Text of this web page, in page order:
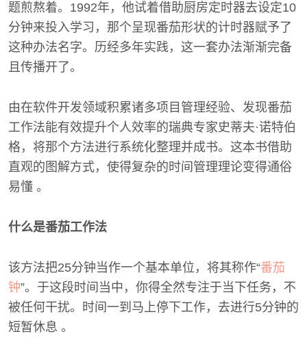
题煎熬着。1992年，他试着借助厨房定时器去设定10
分钟来投入学习，那个呈现番茄形状的计时器赋予了
这种办法名字。历经多年实践，这一套办法渐渐完备
且传播开了。
由在软件开发领域积累诸多项目管理经验、发现番茄
工作法能有效提升个人效率的瑞典专家史蒂夫·诺特伯
格，将那个方法进行系统化整理并成书。这本书借助
直观的图解方式，使得复杂的时间管理理论变得通俗
易懂 。
什么是番茄工作法
该方法把25分钟当作一个基本单位，将其称作“番茄
钟”。于这段时间当中，你得全然专注于当下任务，不
被任何干扰。时间一到马上停下工作，去进行5分钟的
短暂休息 。